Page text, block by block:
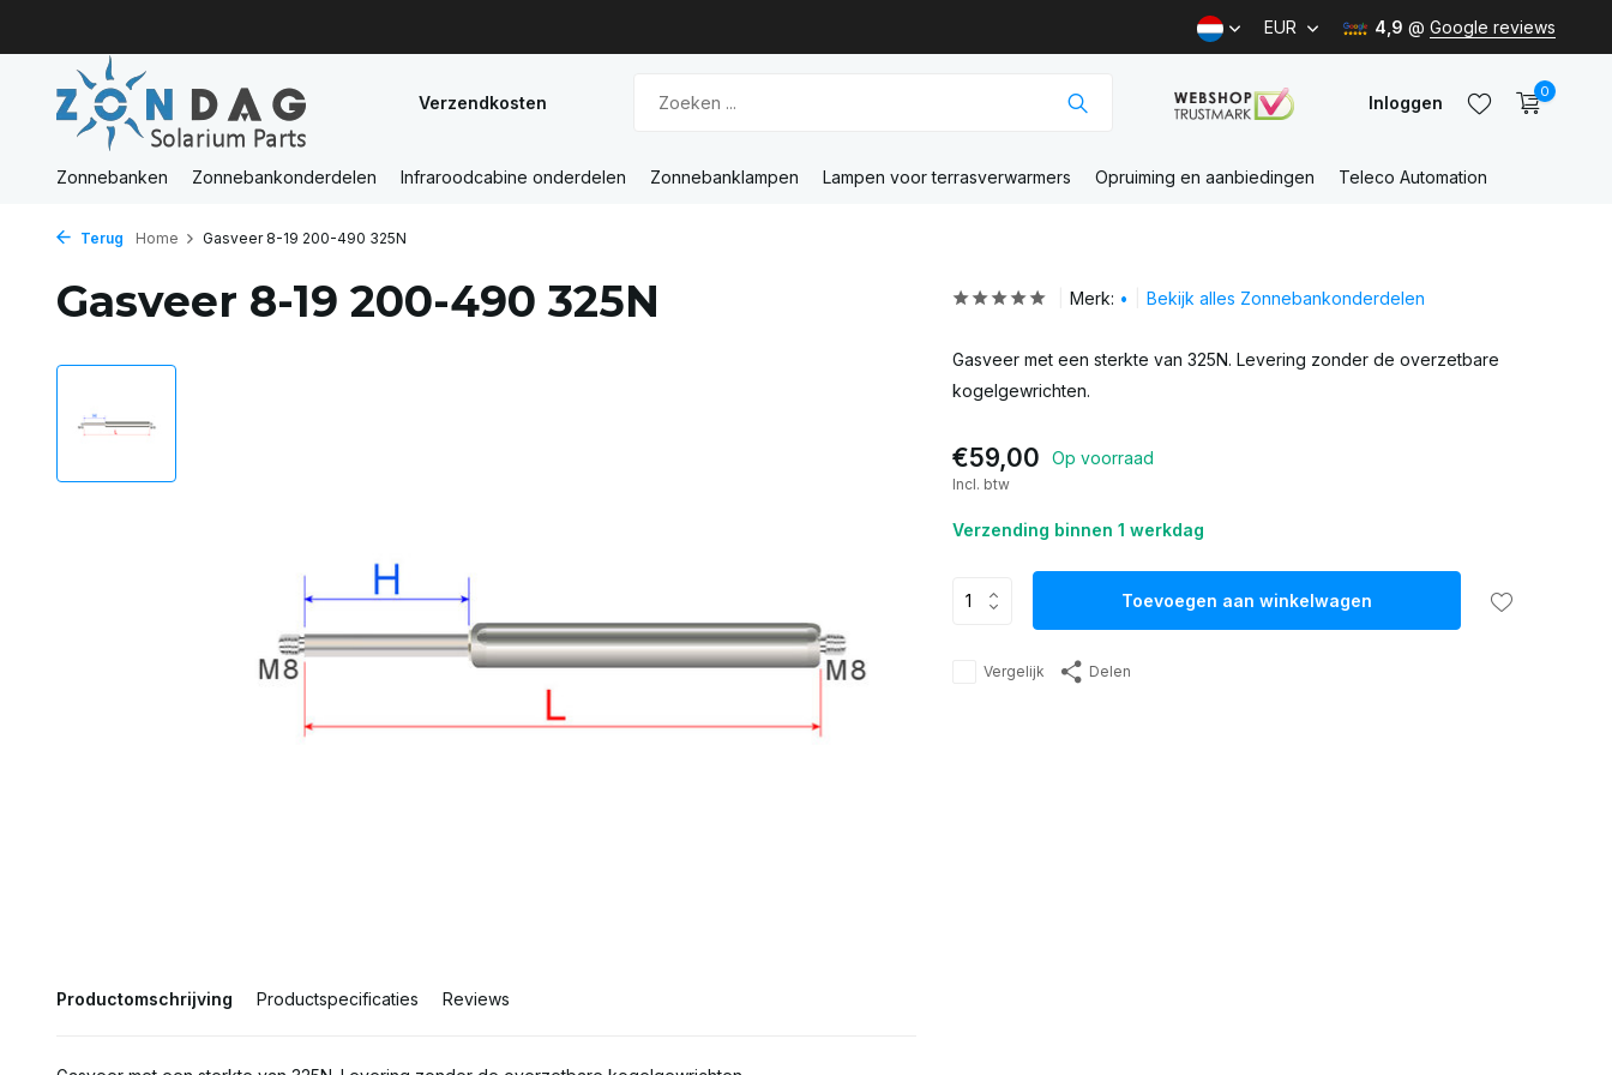
EUR 4,9 @ Google reviews
Verzendkosten Inloggen
Account
0
Zonnebanken Zonnebankonderdelen Infraroodcabine onderdelen Zonnebanklampen Lampen voor terrasverwarmers Opruiming en aanbiedingen Teleco Automation
Terug Home Gasveer 8-19 200-490 325N
Gasveer 8-19 200-490 325N
Productomschrijving Productspecificaties Reviews
Merk: • Bekijk alles Zonnebankonderdelen
Gasveer met een sterkte van 325N. Levering zonder de overzetbare
kogelgewrichten.
€59,00 Op voorraad
Incl. btw
Verzending binnen 1 werkdag
Toevoegen aan winkelwagen
Vergelijk Delen